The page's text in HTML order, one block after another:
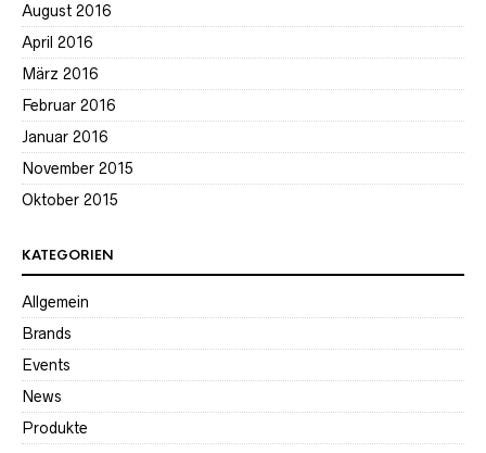
August 2016
April 2016
März 2016
Februar 2016
Januar 2016
November 2015
Oktober 2015
KATEGORIEN
Allgemein
Brands
Events
News
Produkte